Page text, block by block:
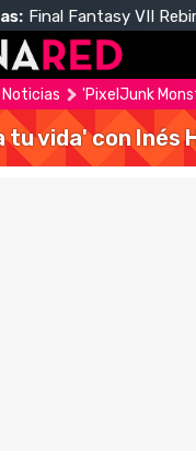
Final Fantasy VII
Noticias 'PixelJunk
tu vida' con Inés